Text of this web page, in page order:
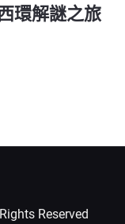
環解謎之旅
Reserved